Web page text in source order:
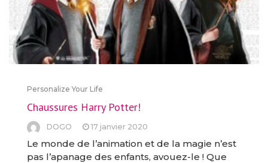
Personalize Your Life
Chaussures Harry Potter!
DOGO 17 janvier 2020
Le monde de l’animation et de la magie n’est
pas l’apanage des enfants, avouez-le ! Que